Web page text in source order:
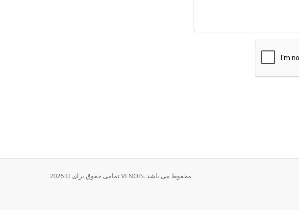
تمامی حقوق برای © 2026 VENOIS. محفوط می باشد.